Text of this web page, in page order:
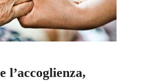
l’accoglienza,